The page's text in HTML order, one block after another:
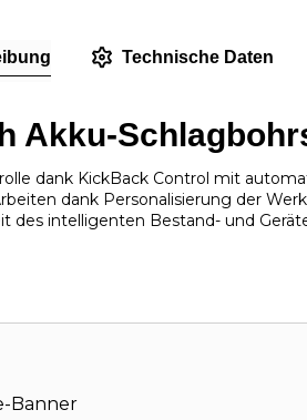
Technische Daten
Akku-
dank KickBack Control mit
dank Personalisierung der
des intelligenten Bestand- und